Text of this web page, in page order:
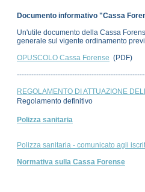
Documento informativo "Cassa
Un'utile documento della Cassa
generale sul vigente ordinamento
OPUSCOLO Cassa Forense (PDF)
REGOLAMENTO DI ATTUAZIONE
Regolamento definitivo
Polizza sanitaria
Polizza sanitaria - comunicato agli
Normativa sulla Cassa Forense